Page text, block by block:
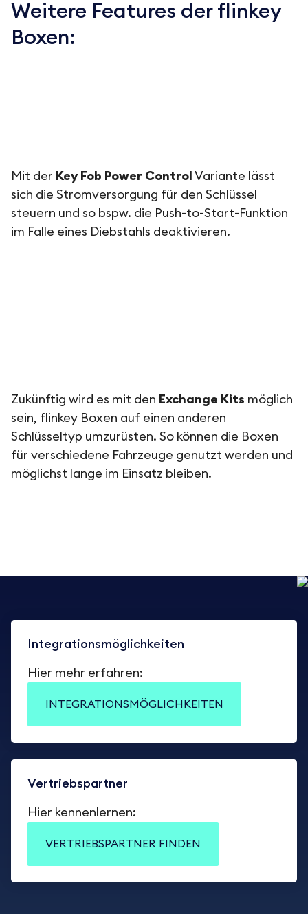
Weitere Features der flinkey
Boxen:
Mit der Key Fob Power Control Variante lässt
sich die Stromversorgung für den Schlüssel
steuern und so bspw. die Push-to-Start-Funktion
im Falle eines Diebstahls deaktivieren.
Zukünftig wird es mit den Exchange Kits möglich
sein, flinkey Boxen auf einen anderen
Schlüsseltyp umzurüsten. So können die Boxen
für verschiedene Fahrzeuge genutzt werden und
möglichst lange im Einsatz bleiben.
Integrationsmöglichkeiten
Hier mehr erfahren:
INTEGRATIONSMÖGLICHKEITEN
Vertriebspartner
Hier kennenlernen:
VERTRIEBSPARTNER FINDEN